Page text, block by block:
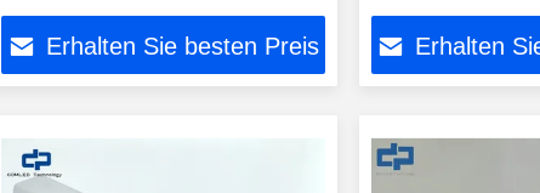
zugelassen tri-proof lineare Leuchten
mit Sensor PC Gehäuse dampfffeste
LED-Leuchten
Erhalten Sie besten Preis
und SAA-geprüft,
Linearleuchte,
dampfgeschützte
Erhalten